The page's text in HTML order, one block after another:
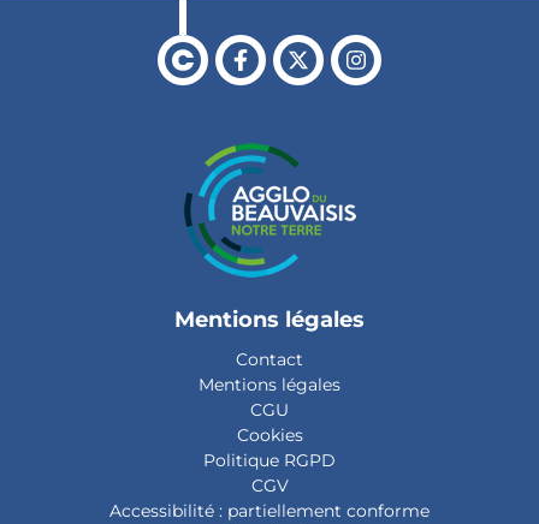
Retour à l'accueil
Facebook
X Instagram
Mentions légales
Contact
Mentions légales
CGU
Cookies
Politique RGPD
CGV
Accessibilité : partiellement conforme